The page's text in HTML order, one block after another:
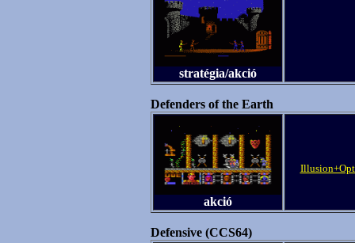
stratégia/akció
Defenders of the Earth
akció
Defensive (CCS64)